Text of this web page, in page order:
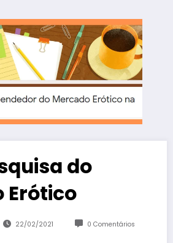
do
Erótico
22/02/2021 0 Comentários